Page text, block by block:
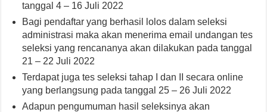
tanggal 4 – 16 Juli 2022
Bagi pendaftar yang berhasil lolos dalam seleksi
administrasi maka akan menerima email undangan tes
seleksi yang rencananya akan dilakukan pada tanggal
21 – 22 Juli 2022
Terdapat juga tes seleksi tahap I dan II secara online
yang berlangsung pada tanggal 25 – 26 Juli 2022
Adapun pengumuman hasil seleksinya akan